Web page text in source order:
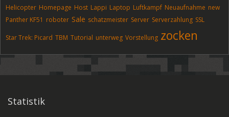
Helicopter Homepage Host Lappi Laptop Luftkampf Neuaufnahme new
Panther KF51 roboter Sale schatzmeister Server Serverzahlung SSL
Star Trek: Picard TBM Tutorial unterweg Vorstellung zocken
Statistik